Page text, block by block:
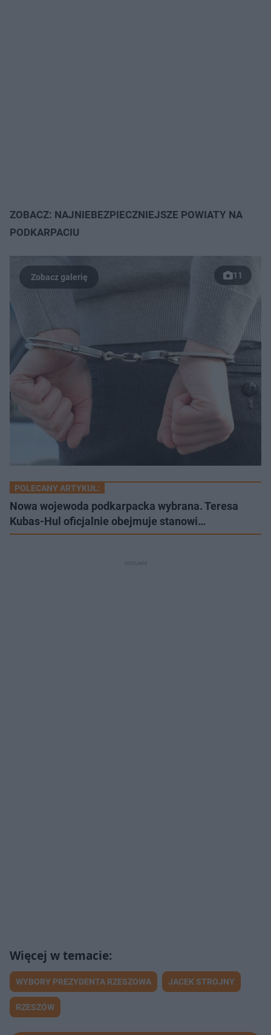
ZOBACZ: NAJNIEBEZPIECZNIEJSZE POWIATY NA
PODKARPACIU
11
POLECANY ARTYKUŁ:
Nowa wojewoda podkarpacka wybrana. Teresa
Kubas-Hul oficjalnie obejmuje stanowi…
WYBORY PREZYDENTA RZESZOWA JACEK STROJNY
RZESZÓW